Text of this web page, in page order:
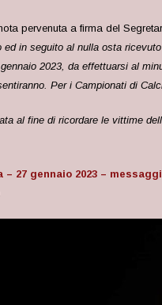
pervenuta a firma del
ed in seguito al nulla osta
2023, da effettuarsi al
Per i Campionati di
al fine di ricordare le vittime
27 gennaio 2023 –